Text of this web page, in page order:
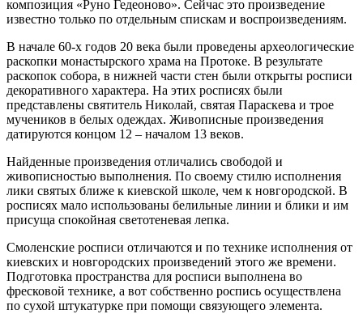
композиция «Руно Гедеоново». Сейчас это произведение
известно только по отдельным спискам и воспроизведениям.
В начале 60-х годов 20 века были проведены археологические
раскопки монастырского храма на Протоке. В результате
раскопок собора, в нижней части стен были открыты росписи
декоративного характера. На этих росписях были
представлены святитель Николай, святая Параскева и трое
мучеников в белых одеждах. Живописные произведения
датируются концом 12 – началом 13 веков.
Найденные произведения отличались свободой и
живописностью выполнения. По своему стилю исполнения
лики святых ближе к киевской школе, чем к новгородской. В
росписях мало использованы белильные линии и блики и им
присуща спокойная светотеневая лепка.
Смоленские росписи отличаются и по технике исполнения от
киевских и новгородских произведений этого же времени.
Подготовка пространства для росписи выполнена во
фресковой технике, а вот собственно роспись осуществлена
по сухой штукатурке при помощи связующего элемента.